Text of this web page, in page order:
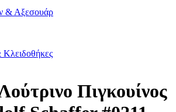
& Αξεσουάρ
Πιγκουίνος